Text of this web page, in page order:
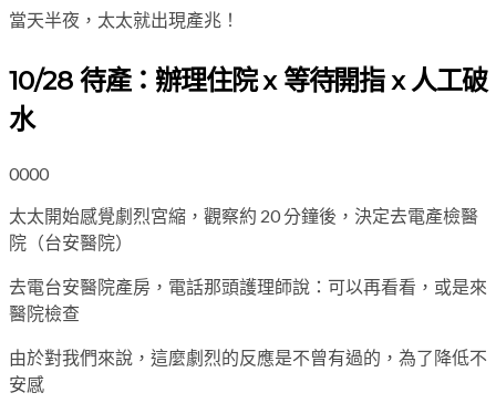
當天半夜，太太就出現產兆！
10/28 待產：辦理住院 x 等待開指 x 人工破
水
0000
太太開始感覺劇烈宮縮，觀察約 20 分鐘後，決定去電產檢醫
院（台安醫院）
去電台安醫院產房，電話那頭護理師說：可以再看看，或是來
醫院檢查
由於對我們來說，這麼劇烈的反應是不曾有過的，為了降低不
安感